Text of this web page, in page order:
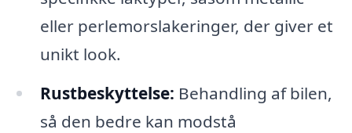
eller perlemorslakeringer, der giver et
unikt look.
Rustbeskyttelse: Behandling af bilen,
så den bedre kan modstå